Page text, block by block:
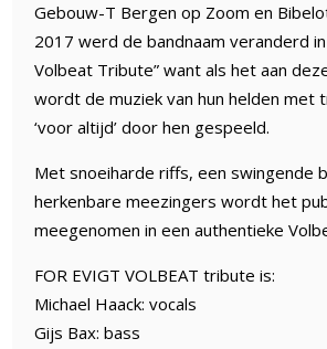
Gebouw-T Bergen op Zoom en
2017 werd de bandnaam veranderd
Volbeat Tribute” want als het aan
wordt de muziek van hun helden met
‘voor altijd’ door hen gespeeld.
Met snoeiharde riffs, een swingende
herkenbare meezingers wordt het
meegenomen in een authentieke
FOR EVIGT VOLBEAT tribute is:
Michael Haack: vocals
Gijs Bax: bass